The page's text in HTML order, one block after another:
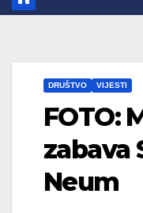
DRUŠTVO VIJESTI
FOTO:
zabava
Neum